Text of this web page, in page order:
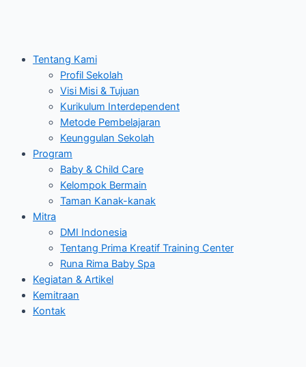
Tentang Kami
Profil Sekolah
Visi Misi & Tujuan
Kurikulum Interdependent
Metode Pembelajaran
Keunggulan Sekolah
Program
Baby & Child Care
Kelompok Bermain
Taman Kanak-kanak
Mitra
DMI Indonesia
Tentang Prima Kreatif Training Center
Runa Rima Baby Spa
Kegiatan & Artikel
Kemitraan
Kontak